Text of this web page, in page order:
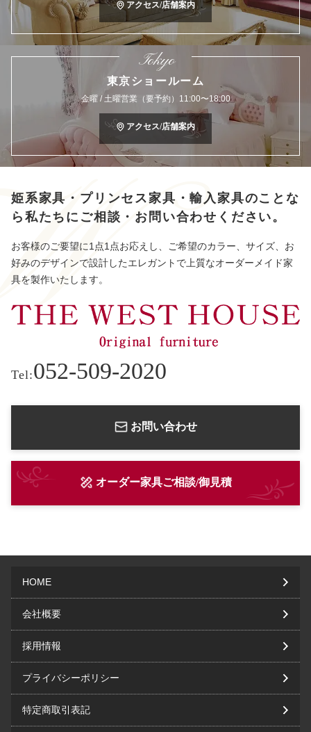
アクセス/店舗案内
Tokyo
東京ショールーム
金曜 / 土曜営業（要予約）11:00〜18:00
アクセス/店舗案内
姫系家具・プリンセス家具・輸入家具のことな
ら 私たちにご相談・お問い合わせください。
お客様のご要望に1点1点お応えし、ご希望のカラー、サイズ、お
好みのデザインで設計したエレガントで上質なオーダーメイド家
具を製作いたします。
Tel:052-509-2020
お問い合わせ
オーダー家具ご相談/御見積
HOME
会社概要
採用情報
プライバシーポリシー
特定商取引表記